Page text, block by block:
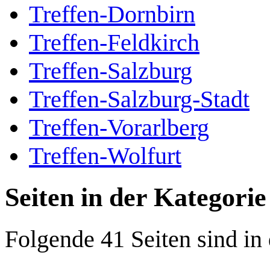
Treffen-Dornbirn
Treffen-Feldkirch
Treffen-Salzburg
Treffen-Salzburg-Stadt
Treffen-Vorarlberg
Treffen-Wolfurt
Seiten in der
Folgende 41 Seiten sind